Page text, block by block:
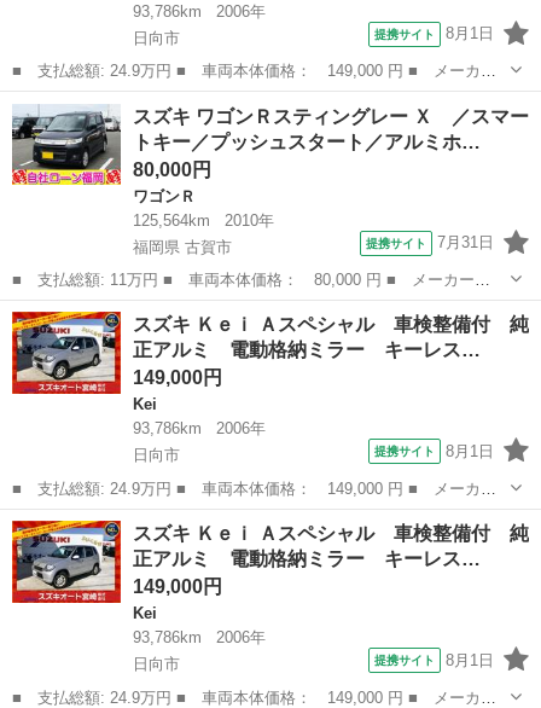
93,786km
2006年
日向市
提携サイト 8月1日
■ 支払総額: 24.9万円 ■ 車両本体価格： 149,000 円 ■ メーカー
名： スズキ ■ 車種名： Ｋｅｉ ■ グレード名： Ａスペシャ
ル 車検整備付 純正アルミ 電動格納ミラー キーレス 衝突安全
ボディ ■ 排...
宮崎 日向市 Kei ミラー
スズキ ワゴンＲスティングレー Ｘ ／スマー
トキー／プッシュスタート／アルミホ…
80,000円
ワゴンＲ
125,564km
2010年
福岡県 古賀市
提携サイト 7月31日
■ 支払総額: 11万円 ■ 車両本体価格： 80,000 円 ■ メーカー
名： スズキ ■ 車種名： ワゴンＲスティングレー ■ グレード
名： Ｘ ／スマートキー／プッシュスタート／アルミホイール／Ｈ
ＩＤライト／盗難防止...
福岡 古賀市 ワゴンＲ
スズキ Ｋｅｉ Ａスペシャル 車検整備付 純
正アルミ 電動格納ミラー キーレス…
149,000円
Kei
93,786km
2006年
日向市
提携サイト 8月1日
■ 支払総額: 24.9万円 ■ 車両本体価格： 149,000 円 ■ メーカー
名： スズキ ■ 車種名： Ｋｅｉ ■ グレード名： Ａスペシャ
ル 車検整備付 純正アルミ 電動格納ミラー キーレス 衝突安全
ボディ ■ 排...
宮崎 日向市 Kei
スズキ Ｋｅｉ Ａスペシャル 車検整備付 純
正アルミ 電動格納ミラー キーレス…
149,000円
Kei
93,786km
2006年
日向市
提携サイト 8月1日
■ 支払総額: 24.9万円 ■ 車両本体価格： 149,000 円 ■ メーカー